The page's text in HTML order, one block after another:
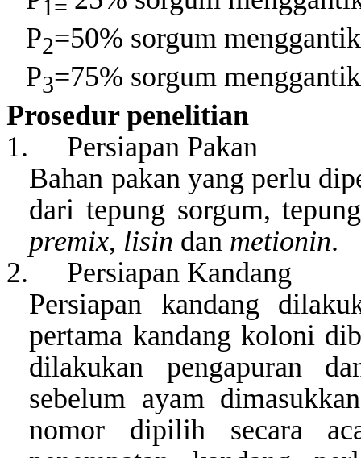
1=
P2=50% sorgum
P3=75% sorgum
Prosedur penelitian
1.
Persiapan Pakan
Bahan pakan yang perlu
dari tepung sorgum,
premix, lisin dan metionin.
2.
Persiapan Kandang
Persiapan kandang
pertama kandang koloni
dilakukan pengapuran
sebelum ayam
nomor dipilih secara